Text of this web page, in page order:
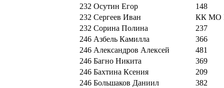
232 Осутин Егор
148
232 Сергеев Иван
КК МО
232 Сорина Полина
237
246 Азбель Камилла
366
246 Александров Алексей
481
246 Багно Никита
369
246 Бахтина Ксения
209
246 Большаков Даниил
382